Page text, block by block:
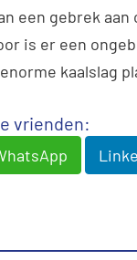
een gebrek
is er een
kaalslag
vrienden: